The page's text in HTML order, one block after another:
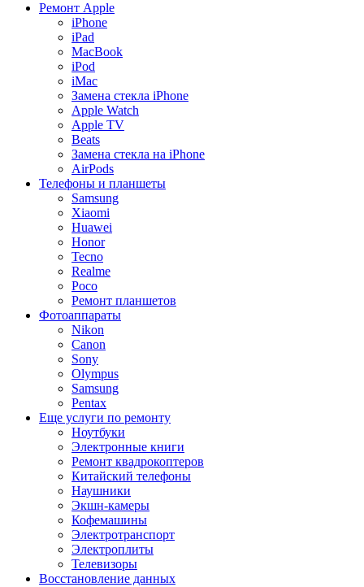
Ремонт Apple
iPhone
iPad
MacBook
iPod
iMac
Замена стекла iPhone
Apple Watch
Apple TV
Beats
Замена стекла на iPhone
AirPods
Телефоны и планшеты
Samsung
Xiaomi
Huawei
Honor
Tecno
Realme
Poco
Ремонт планшетов
Фотоаппараты
Nikon
Canon
Sony
Olympus
Samsung
Pentax
Еще услуги по ремонту
Ноутбуки
Электронные книги
Ремонт квадрокоптеров
Китайский телефоны
Наушники
Экшн-камеры
Кофемашины
Электротранспорт
Электроплиты
Телевизоры
Восстановление данных